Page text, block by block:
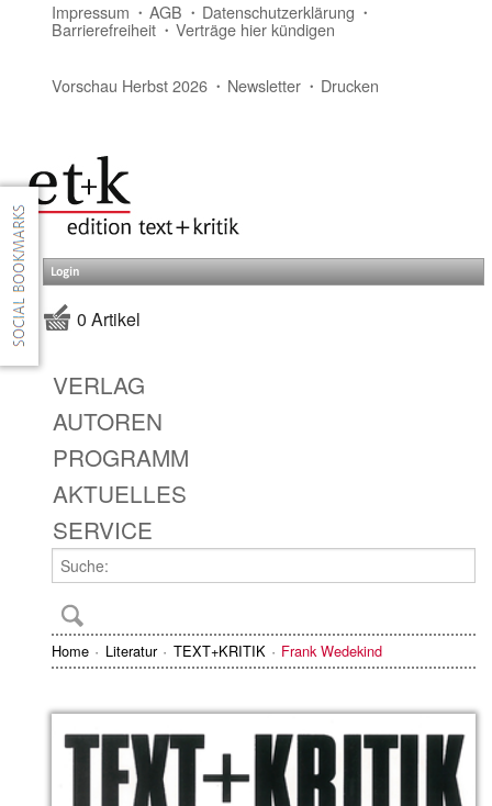
Impressum AGB Datenschutzerklärung
Barrierefreiheit Verträge hier kündigen
Vorschau Herbst 2026 Newsletter Drucken
Login
0 Artikel
VERLAG
AUTOREN
PROGRAMM
AKTUELLES
SERVICE
Home Literatur TEXT+KRITIK Frank Wedekind